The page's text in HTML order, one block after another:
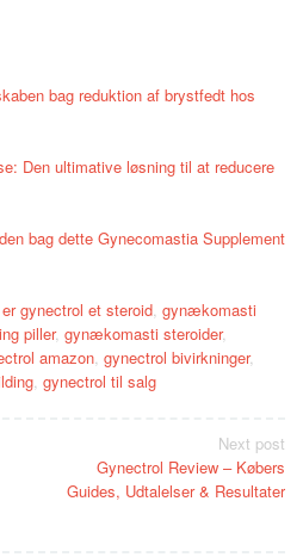
bag reduktion af brystfedt hos
Den ultimative løsning til at reducere
bag dette Gynecomastia Supplement
er gynectrol et steroid, gynækomasti
piller, gynækomasti steroider,
amazon, gynectrol bivirkninger,
, gynectrol til salg
Next post
Gynectrol Review – Købers
Guides, Udtalelser & Resultater